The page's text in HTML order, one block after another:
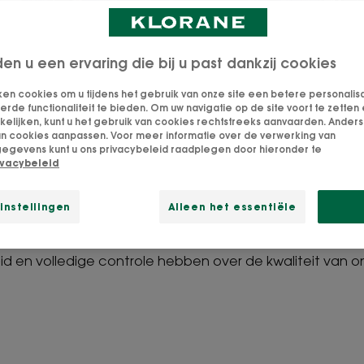
wat je moet weten over
korenbloemen
bekend als korenbloem, is opgenomen in de
en ontzwellende eigenschappen. Wij
ons eigen land in het zuidwesten van Frankrijk, waarbij
gebruiken en het ecosysteem respecteren. Dit
tot een minimum kunnen beperken, kunnen
en volledige controle hebben over de kwaliteit van
u een ervaring die bij u past dankzij cookies
cookies om u tijdens het gebruik van onze site een betere
functionaliteit te bieden. Om uw navigatie op de site voort te zetten
kunt u het gebruik van cookies rechtstreeks aanvaarden. Anders
cookies aanpassen. Voor meer informatie over de verwerking van
kunt u ons privacybeleid raadplegen door hieronder te
instellingen Alleen het essentiële